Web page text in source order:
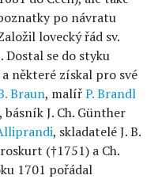
po návratu
lovecký řád sv.
se do styku
některé získal pro své
Braun, malířP. Brandl
J. Ch. Günther
, skladatelé J. B.
(†1751) a Ch.
1701 pořádal